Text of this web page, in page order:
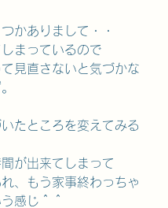
かありまして・・
まっているので
見直さないと気づかな
たところを変えてみる
が出来てしまって
、もう家事終わっちゃ
感じ＾＾